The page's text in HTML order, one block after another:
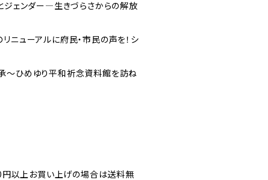
ジェンダー―生きづらさからの解放
ューアルに府民・市民の声を！シ
ひめゆり平和祈念資料館を訪ね
以上お買い上げの場合は送料無